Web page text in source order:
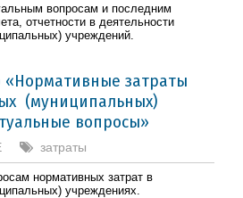
вопросам и последним
отчетности в деятельности
учреждений.
затраты
(муниципальных)
вопросы»
затраты
нормативных затрат в
учреждениях.